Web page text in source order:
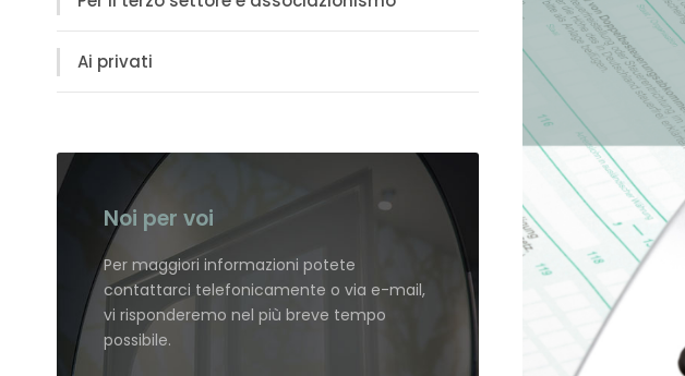
Ai privati
Noi per voi
Per maggiori informazioni potete
contattarci telefonicamente o via e-mail,
vi risponderemo nel più breve tempo
possibile.